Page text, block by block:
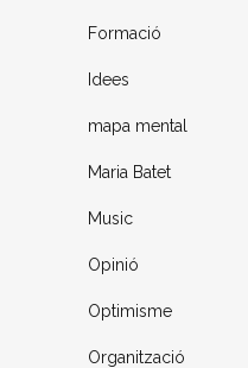
Formació
Idees
mapa mental
Maria Batet
Music
Opinió
Optimisme
Organització